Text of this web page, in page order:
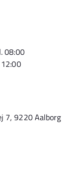
08:00
7, 9220 Aalborg